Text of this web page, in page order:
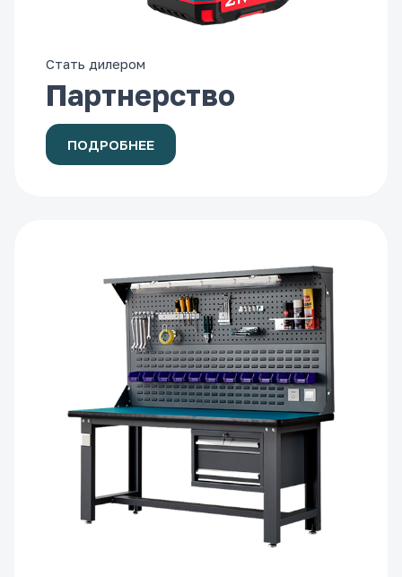
Стать дилером
Партнерство
ПОДРОБНЕЕ